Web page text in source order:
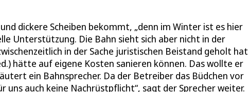
dickere Scheiben bekommt, „denn im Winter ist es hier
Unterstützung. Die Bahn sieht sich aber nicht in der
in der Sache juristischen Beistand geholt hat
hätte auf eigene Kosten sanieren können. Das wollte er
ein Bahnsprecher. Da der Betreiber das Büdchen vor
auch keine Nachrüstpflicht“, sagt der Sprecher weiter.